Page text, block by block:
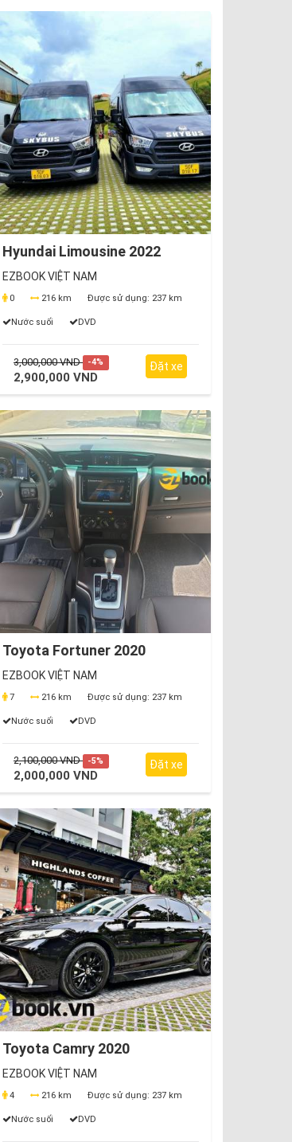
Hyundai Limousine 2022
EZBOOK VIỆT NAM
0 216 km Được sử dụng: 237 km
Nước suối DVD
3,000,000 VND -4%
2,900,000 VND
Đặt xe
Toyota Fortuner 2020
EZBOOK VIỆT NAM
7 216 km Được sử dụng: 237 km
Nước suối DVD
2,100,000 VND -5%
2,000,000 VND
Đặt xe
Toyota Camry 2020
EZBOOK VIỆT NAM
4 216 km Được sử dụng: 237 km
Nước suối DVD